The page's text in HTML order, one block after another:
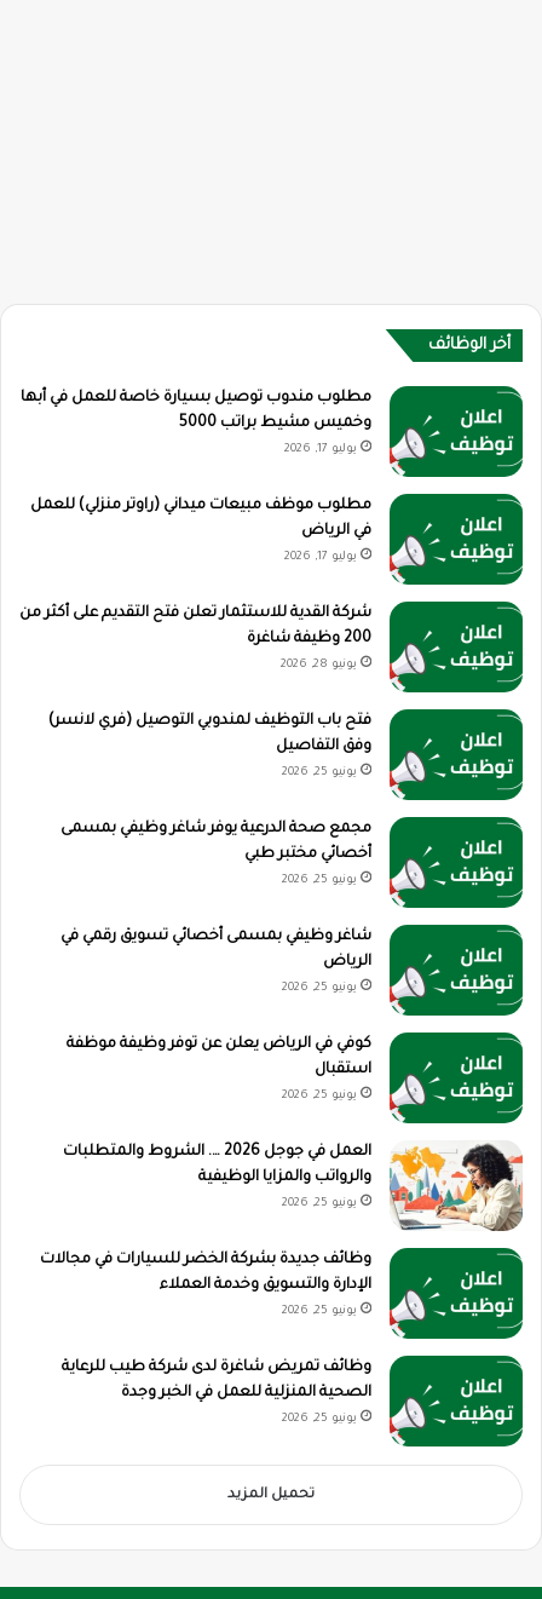
أخر الوظائف
مطلوب مندوب توصيل بسيارة خاصة للعمل في أبها
وخميس مشيط براتب 5000
يوليو 17, 2026
مطلوب موظف مبيعات ميداني (راوتر منزلي) للعمل
في الرياض
يوليو 17, 2026
شركة القدية للاستثمار تعلن فتح التقديم على أكثر من
200 وظيفة شاغرة
يونيو 28, 2026
فتح باب التوظيف لمندوبي التوصيل (فري لانسر)
وفق التفاصيل
يونيو 25, 2026
مجمع صحة الدرعية يوفر شاغر وظيفي بمسمى
أخصائي مختبر طبي
يونيو 25, 2026
شاغر وظيفي بمسمى أخصائي تسويق رقمي في
الرياض
يونيو 25, 2026
كوفي في الرياض يعلن عن توفر وظيفة موظفة
استقبال
يونيو 25, 2026
العمل في جوجل 2026 …. الشروط والمتطلبات
والرواتب والمزايا الوظيفية
يونيو 25, 2026
وظائف جديدة بشركة الخضر للسيارات في مجالات
الإدارة والتسويق وخدمة العملاء
يونيو 25, 2026
وظائف تمريض شاغرة لدى شركة طيب للرعاية
الصحية المنزلية للعمل في الخبر وجدة
يونيو 25, 2026
تحميل المزيد